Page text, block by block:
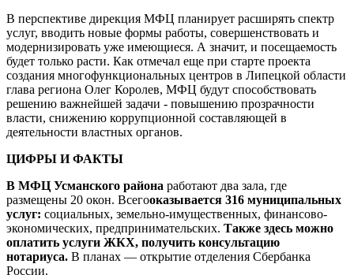
В перспективе дирекция МФЦ планирует расширять спектр
услуг, вводить новые формы работы, совершенствовать и
модернизировать уже имеющиеся. А значит, и посещаемость
будет только расти. Как отмечал еще при старте проекта
создания многофункциональных центров в Липецкой области
глава региона Олег Королев, МФЦ будут способствовать
решению важнейшей задачи - повышению прозрачности
власти, снижению коррупционной составляющей в
деятельности властных органов.
ЦИФРЫ И ФАКТЫ
В МФЦ Усманского района работают два зала, где
размещены 20 окон. Всегооказывается 316 муниципальных
услуг: социальных, земельно-имущественных, финансово-
экономических, предпринимательских. Также здесь можно
оплатить услуги ЖКХ, получить консультацию
нотариуса. В планах — открытие отделения Сбербанка
России.